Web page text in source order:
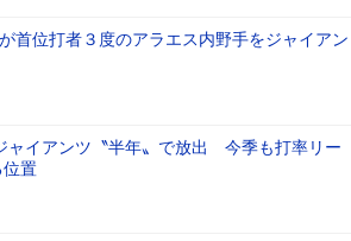
首位打者３度のアラエス内野手をジャイアン
イアンツ〝半年〟で放出 今季も打率リー
置